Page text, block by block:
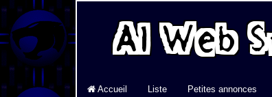
Accueil Liste Petites annonces